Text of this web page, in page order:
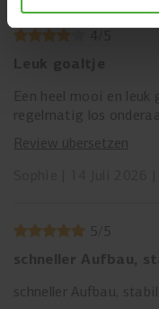
Een heel mooi en
regelmatig los
Review übersetzen
5 5
schneller Aufbau,
schneller Aufbau,